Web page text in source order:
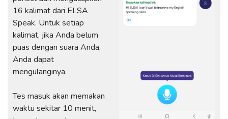
16 kalimat dari ELSA
Speak. Untuk setiap
kalimat, jika Anda belum
puas dengan suara Anda,
Anda dapat
mengulanginya.
Tes masuk akan memakan
waktu sekitar 10 menit,